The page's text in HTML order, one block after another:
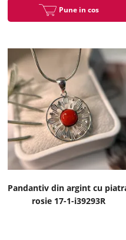
Pune in cos
Pandantiv din argint cu
rosie 17-1-i39293R